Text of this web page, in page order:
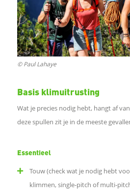
p
F
a
c
o
© Paul Lahaye
Basis klimuitrusting
Wat je precies nodig hebt, hangt af
deze spullen zit je in de meeste
Essentieel
Touw (check wat je nodig hebt
klimmen, single-pitch of multi-